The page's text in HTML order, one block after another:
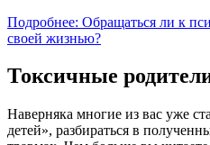
Подробнее: Обращаться ли к
своей жизнью?
Токсичные
Наверняка многие из вас уже
детей», разбираться в